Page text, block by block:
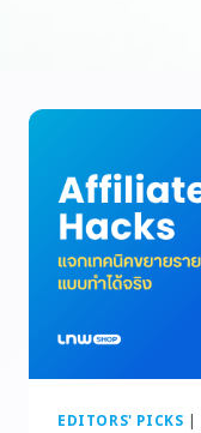
EDITORS' PICKS |